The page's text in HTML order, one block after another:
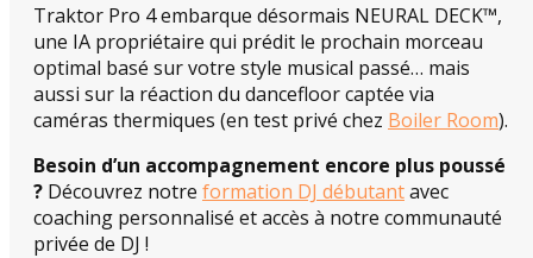
Traktor Pro 4 embarque désormais NEURAL DECK™,
une IA propriétaire qui prédit le prochain morceau
optimal basé sur votre style musical passé… mais
aussi sur la réaction du dancefloor captée via
caméras thermiques (en test privé chez Boiler Room).
Besoin d’un accompagnement encore plus poussé
? Découvrez notre formation DJ débutantavec
coaching personnalisé et accès à notre communauté
privée de DJ !